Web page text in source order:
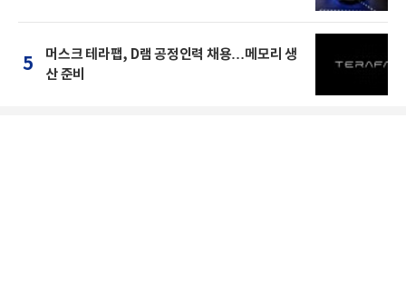
5
머스크 테라팹, D램 공정인력 채용…메모리 생
산 준비